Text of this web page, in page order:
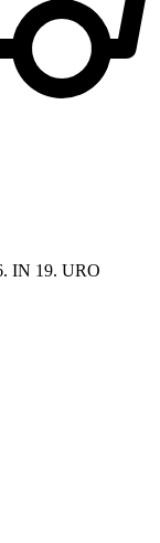
IN 19. URO